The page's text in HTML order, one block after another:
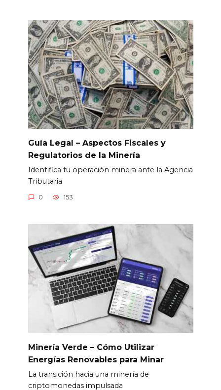
Guía Legal – Aspectos Fiscales y
Regulatorios de la Minería
Identifica tu operación minera ante la Agencia
Tributaria
0 153
Minería Verde – Cómo Utilizar
Energías Renovables para Minar
La transición hacia una minería de
criptomonedas impulsada